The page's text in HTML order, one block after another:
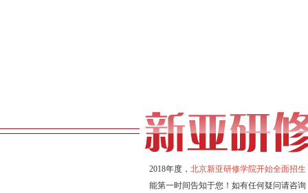
2018年度，北京新亚研修学院开始全面招生
能第一时间告知于您！如有任何疑问请咨询